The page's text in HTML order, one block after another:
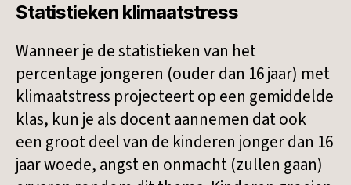
Statistieken klimaatstress
Wanneer je de statistieken van het
percentage jongeren (ouder dan 16 jaar) met
klimaatstress projecteert op een gemiddelde
klas, kun je als docent aannemen dat ook
een groot deel van de kinderen jonger dan 16
jaar woede, angst en onmacht (zullen gaan)